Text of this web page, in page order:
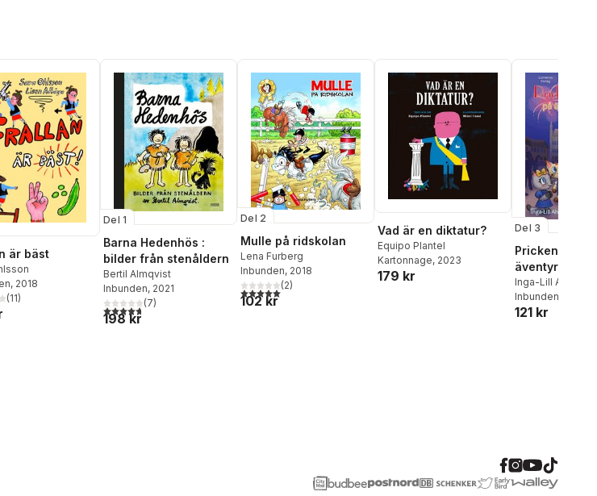
är bäst
, 2018
5 stjärnor. Totalt antal röster:
(11)
Del 1
Barna Hedenhös :
bilder från stenåldern
Bertil Almqvist
Inbunden, 2021
4,7utav 5 stjärnor. Totalt antal röster:
(7)
198 kr
Del 2
Mulle på ridskolan
Lena Furberg
Inbunden, 2018
5,0utav 5 stjärnor. Totalt antal röster:
(2)
102 kr
Vad är en diktatur?
Equipo Plantel
Kartonnage, 2023
179 kr
Del 3
Pricken och
äventyr i
Inga-Lill
Inbunden
121 kr